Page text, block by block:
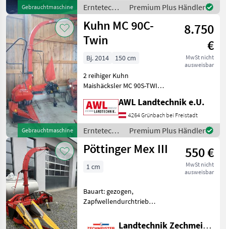
Gebrauchtmaschine
(m): 6 m, Beleuchtung,
Körnerprozess
Erntetechnik
Ackerbau /
Krone
Premium Plus Händler
Gebrauchtmaschine
Kuhn MC 90C-
Twin
8.750
€
MwSt nicht
ausweisbar
Bj. 2014
150 cm
2 reihiger Kuhn
Maishäcksler MC 90S-TWIN,
Zustand Erntetechnik
Ackerbau Feldhäcksler
AWL Landtechnik e.U.
4264 Grünbach bei Freistadt
Erntetechnik
Ackerbau /
Kuhn
Premium Plus Händler
Pöttinger Mex III 550 €
MwSt nicht
ausweisbar
1 cm
Bauart: gezogen,
Zapfwellendurchtrieb
Gelenkwelle 290 Euro
Landtechnik Zechmeister GmbH & Co KG